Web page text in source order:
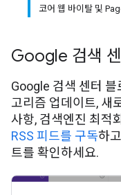
코어 웹 바이탈 및
Google 검색
Google 검색 센터
고리즘 업데이트, 새
사항, 검색엔진 최적
RSS 피드를 구독하
트를 확인하세요.